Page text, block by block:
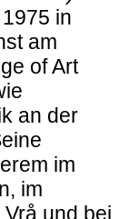
in
am
of Art
an der
im
im
und bei